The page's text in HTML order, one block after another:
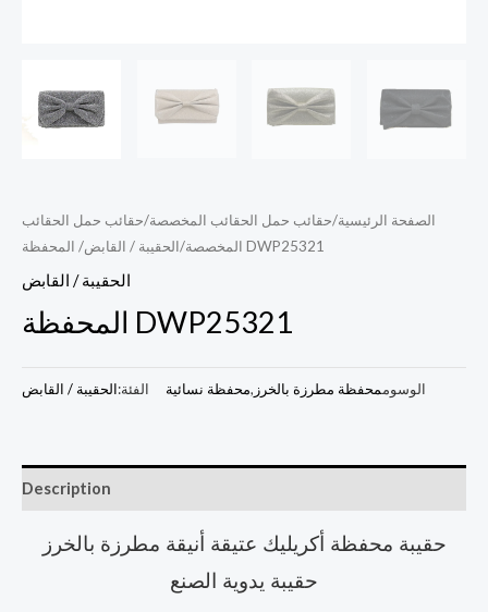
الصفحة الرئيسية/حقائب حمل الحقائب المخصصة/حقائب حمل الحقائب
المخصصة/الحقيبة / القابض / المحفظة DWP25321
الحقيبة / القابض
المحفظة DWP25321
الفئة:الحقيبة / القابض الوسوممحفظة مطرزة بالخرز ,محفظة نسائية
Description
حقيبة محفظة أكريليك عتيقة أنيقة مطرزة بالخرز
حقيبة يدوية الصنع